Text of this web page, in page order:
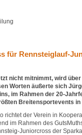
für Rennsteiglauf-
nicht mitnimmt, wird
Worten äußerte sich
im Rahmen der 20-
Breitensportevents in
richtet der Verein in
im Rahmen des
Juniorcross der